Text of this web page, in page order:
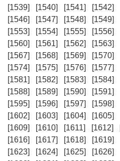
[1539]
[1540] [1541] [1542]
[1546]
[1547] [1548] [1549]
[1553]
[1554] [1555] [1556]
[1560]
[1561] [1562] [1563]
[1567]
[1568] [1569] [1570]
[1574]
[1575] [1576] [1577]
[1581]
[1582] [1583] [1584]
[1588]
[1589] [1590] [1591]
[1595]
[1596] [1597] [1598]
[1602]
[1603] [1604] [1605]
[1609]
[1610] [1611] [1612]
[1616]
[1617] [1618] [1619]
[1623]
[1624] [1625] [1626]